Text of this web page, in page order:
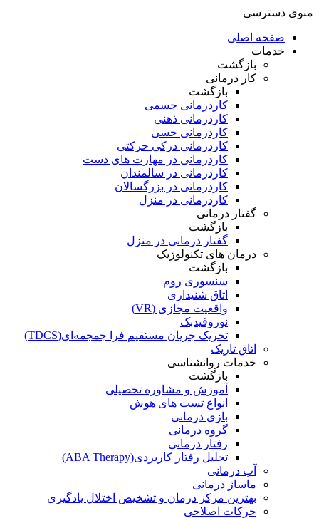
منوی دسترسی
صفحه اصلی
خدمات
بازگشت
کار درمانی
بازگشت
کاردرمانی جسمی
کاردرمانی ذهنی
کاردرمانی حسی
کاردرمانی درکی حرکتی
کاردرمانی در مهارت های دست
کاردرمانی در سالمندان
کاردرمانی در بزرگسالان
کاردرمانی در منزل
گفتار درمانی
بازگشت
گفتار درمانی در منزل
درمان های تکنولوژیک
بازگشت
سنسوری روم
اتاق شنیداری
واقعیت مجازی (VR)
نوروفیدبک
تحریک جریان مستقیم فرا جمجمه‌ای(TDCS)
اتاق تاریک
خدمات روانشناسی
بازگشت
آموزش و مشاوره تحصیلی
انواع تست های هوش
بازی درمانی
گروه درمانی
رفتار درمانی
تحلیل رفتار کاربردی(ABA Therapy)
آب درمانی
ماساژ درمانی
بهترین مرکز درمان و تشخیص اختلال یادگیری
حرکات اصلاحی